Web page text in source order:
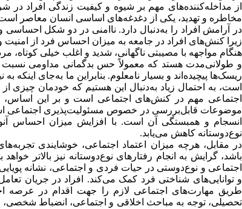
از مداخله‌کننده‌های مهم بر شیوه و کیفیت زندگی افراد
مخاطره و تهدید، یکی از دغدغه‌های اساسی انسان معاصر
در آرامش افراد را به‌دنبال دارد. ناامنی در دو شکل
زیرا کنش‌های افراد در جامعه به میزان احساس فرد از امنیت
هنگام مواجهه با مصیبتی ناگهانی، شدید و اغلب خیلی کوتاه،
و طولانی‌مدت هستد که معمولاً حس بدگمانی مداومی نسبت
ریسک‌ها پیچیده‌اند و بسیار نامعلوم. بنابراین ما به‌جای
موضوعات قابل‌بررسی در خصوص مسئولیت‌پذیری اجتماعی
انسجام و همبستگی آن است. با افزایش میزان احساس
نوع‌دوستانه کاهش می‌یابد.
در مقابل، هرچه میزان اعتماد اجتماعی، خوشایندی
باشد، گرایش به انجام رفتارهای نوع‌دوستانه نیز بالاتر
اجتماعی و نوع‌دوستی در حیات فردی و اجتماعی، نشانه
و توانایی‌های شناختی فرد کمک می‌کند. افراد در جریان
طریق مهارت‌های اجتماعی لازم را جهت اقدام در عرصه
تحصیلی، توجه به مباحث اخلاقی و اجتماعی، انضباط شخصی،